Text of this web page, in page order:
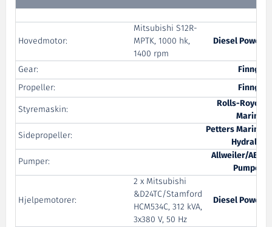
Hovedmotor:
Mitsubishi S12R-
MPTK, 1000 hk,
1400 rpm
Diesel Power
Gear:
Finnøy
Propeller:
Finnøy
Styremaskin:
Rolls-Royce
Marine
Sidepropeller:
Petters Marine
Hydralic
Pumper:
Allweiler/ABS
Pumper
Hjelpemotorer:
2 x Mitsubishi
&D24TC/Stamford
HCM534C, 312 kVA,
3x380 V, 50 Hz
Diesel Power